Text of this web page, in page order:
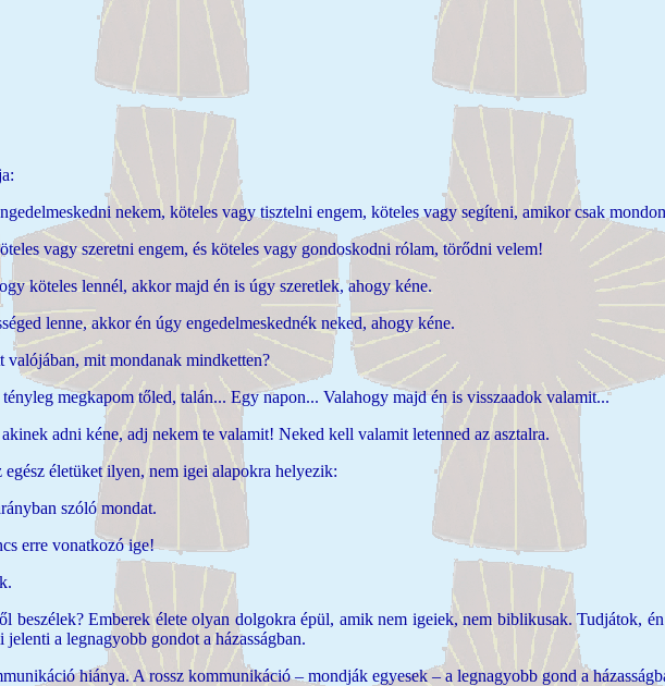
nekem, köteles vagy tisztelni engem, köteles vagy segíteni, amikor csak
vagy szeretni engem, és köteles vagy gondoskodni rólam, törődni velem!
köteles lennél, akkor majd én is úgy szeretlek, ahogy kéne.
lenne, akkor én úgy engedelmeskednék neked, ahogy kéne.
mit mondanak mindketten?
megkapom tőled, talán... Egy napon... Valahogy majd én is visszaadok valamit...
adni kéne, adj nekem te valamit! Neked kell valamit letenned az asztalra.
életüket ilyen, nem igei alapokra helyezik:
szóló mondat.
erre vonatkozó ige!
beszélek? Emberek élete olyan dolgokra épül, amik nem igeiek, nem biblikusak. Tudjátok,
a legnagyobb gondot a házasságban.
hiánya. A rossz kommunikáció – mondják egyesek – a legnagyobb gond a